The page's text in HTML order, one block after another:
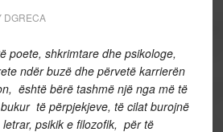
DGRECA
poete, shkrimtare dhe psikologe,
ndër buzë dhe përvetë karrierën
është bërë tashmë një nga më të
të përpjekjeve, të cilat burojnë
psikik e filozofik, për të